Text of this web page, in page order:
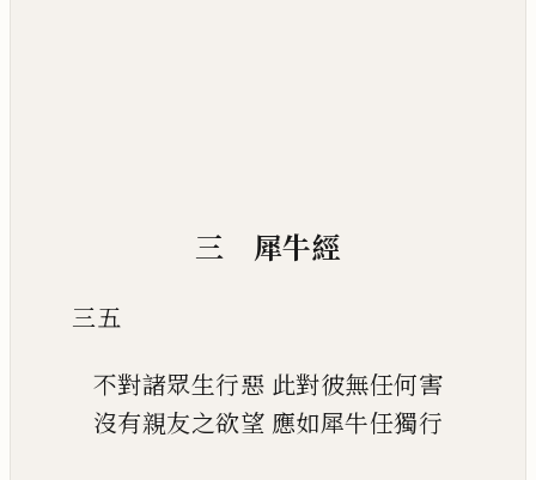
三 犀牛經
三五
不對諸眾生行惡 此對彼無任何害
沒有親友之欲望 應如犀牛任獨行